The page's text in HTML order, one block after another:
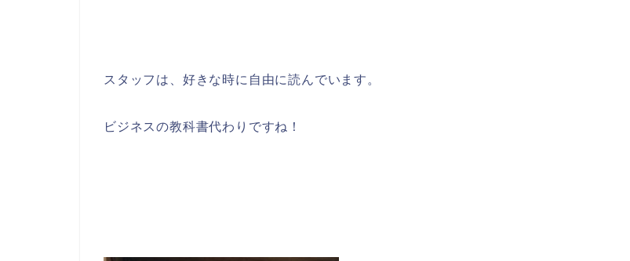
スタッフは、好きな時に自由に読んでいます。
ビジネスの教科書代わりですね！